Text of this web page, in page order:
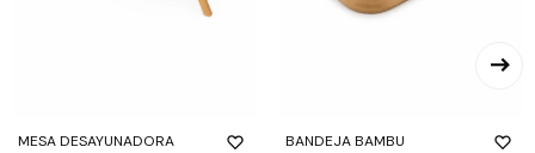
MESA DESAYUNADORA
BANDEJA BAMBU